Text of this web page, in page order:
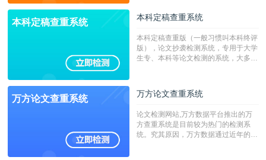
本科定稿查重系统 本科定稿查重系统
本科定稿查重版（一般习惯叫本科终评
版），论文抄袭检测系统，专用于大学
生专、本科等论文检测的系统，大多数
万方论文查重系统 万方论文查重系统
论文检测网站,万方数据平台推出的万
方查重系统是目前较为热门的检测系
统。究其原因，万方数据通过近年的发